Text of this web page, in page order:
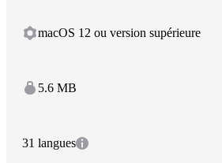
macOS 12 ou version supérieure
5.6 MB
31 langues